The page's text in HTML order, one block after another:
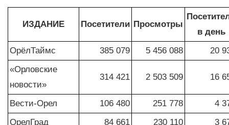
ИЗДАНИЕ Посетители Просмотры
в день
ОрёлТаймс
385 079 5 456 088
20
«Орловские
новости»
314 421 2 503 509 16
Вести-Орел 106 480 251 778
4
ОрелГрад
84 661 230 110
3